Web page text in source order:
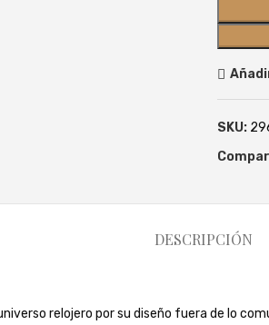
SKU:
DESCRIPCIÓN
relojero por su diseño fuera de lo